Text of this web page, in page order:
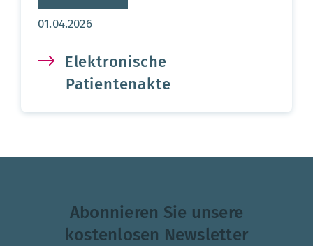
Aktualisierungsdatum:
01.04.2026
Elektronische
Patientenakte
Abonnieren Sie unsere
kostenlosen Newsletter